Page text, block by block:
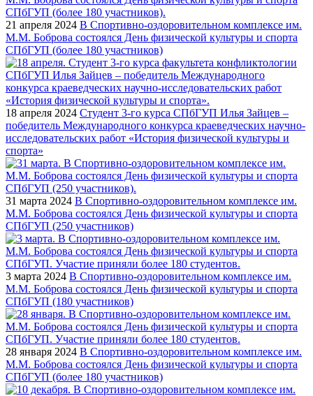
21 апреля 2024 В Спортивно-оздоровительном комплексе им.
М.М. Боброва состоялся День физической культуры и спорта
СПбГУП (более 180 участников)
18 апреля 2024 Студент 3-го курса СПбГУП Илья Зайцев –
победитель Международного конкурса краеведческих научно-
исследовательских работ «История физической культуры и
спорта»
31 марта 2024 В Спортивно-оздоровительном комплексе им.
М.М. Боброва состоялся День физической культуры и спорта
СПбГУП (250 участников)
3 марта 2024 В Спортивно-оздоровительном комплексе им.
М.М. Боброва состоялся День физической культуры и спорта
СПбГУП (180 участников)
28 января 2024 В Спортивно-оздоровительном комплексе им.
М.М. Боброва состоялся День физической культуры и спорта
СПбГУП (более 180 участников)